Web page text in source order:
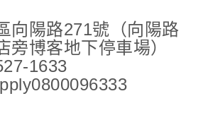
向陽路271號（向陽路
旁博客地下停車場）
1633